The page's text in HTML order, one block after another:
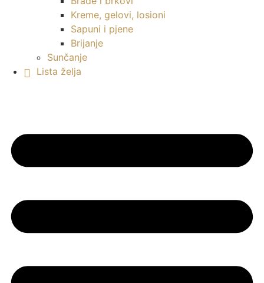
Kreme, gelovi, losioni
Sapuni i pjene
Brijanje
Sunčanje
Lista želja